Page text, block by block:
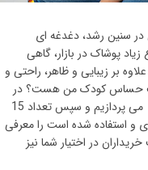
سنین رشد، دغدغه ای
پوشاک در بازار، گاهی
بر زیبایی و ظاهر، راحتی و
حساس کودک من هست؟ در
می پردازیم و سپس تعداد 15
و استفاده شده است را معرفی
در اختیار شما نیز